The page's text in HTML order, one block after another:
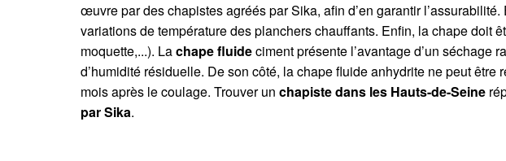
œuvre par des chapistes agréés par Sika, afin d’en garantir
variations de température des planchers chauffants. Enfin, la chape doit
moquette,...). Lachape fluideciment présente l’avantage d’un séchage
d’humidité résiduelle. De son côté, la chape fluide anhydrite ne peut
mois après le coulage. Trouver un chapiste dans les Hauts-de-Seine
par Sika.